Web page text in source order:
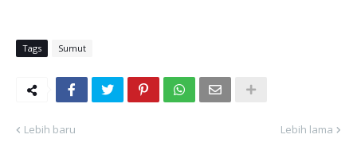
Tags Sumut
Lebih baru Lebih lama